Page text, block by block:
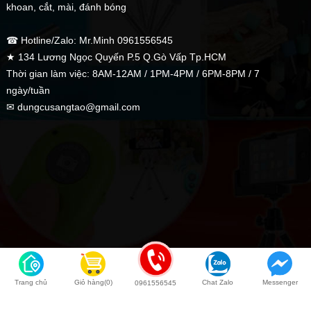
khoan, cắt, mài, đánh bóng
☎ Hotline/Zalo: Mr.Minh 0961556545
★ 134 Lương Ngọc Quyến P.5 Q.Gò Vấp Tp.HCM
Thời gian làm việc: 8AM-12AM / 1PM-4PM / 6PM-8PM / 7
ngày/tuần
✉ dungcusangtao@gmail.com
Trang chủ Giỏ hàng(0) 0961556545 Chat Zalo Messenger